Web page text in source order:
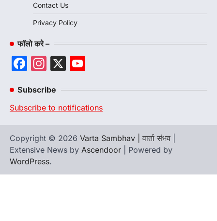
Contact Us
Privacy Policy
फॉलो करे –
Facebook
Instagram
X
Subscribe
Subscribe to notifications
Copyright © 2026 Varta Sambhav | वार्ता संभव
Extensive News by Ascendoor | Powered by
WordPress.